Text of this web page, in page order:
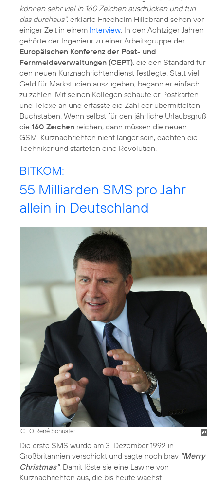
können sehr viel in 160 Zeichen ausdrücken und tun
das durchaus", erklärte Friedhelm Hillebrand schon vor
einiger Zeit in einem Interview . In den Achtziger Jahren
gehörte der Ingenieur zu einer Arbeitsgruppe der
Europäischen Konferenz der Post- und
Fernmeldeverwaltungen (CEPT), die den Standard für
den neuen Kurznachrichtendienst festlegte. Statt viel
Geld für Markstudien auszugeben, begann er einfach
zu zählen. Mit seinen Kollegen schaute er Postkarten
und Telexe an und erfasste die Zahl der übermittelten
Buchstaben. Wenn selbst für den jährliche Urlaubsgruß
die 160 Zeichen reichen, dann müssen die neuen
GSM-Kurznachrichten nicht länger sein, dachten die
Techniker und starteten eine Revolution.
BITKOM:
55 Milliarden SMS pro Jahr
allein in Deutschland
CEO René Schuster
Die erste SMS wurde am 3. Dezember 1992 in
Großbritannien verschickt und sagte noch brav "Merry
Christmas". Damit löste sie eine Lawine von
Kurznachrichten aus, die bis heute wächst.